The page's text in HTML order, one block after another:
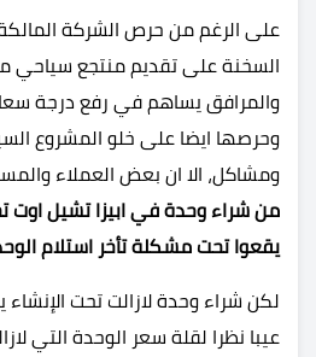
على الرغم من حرص الشركة المالكة
السخنة على تقديم منتجع سياحي
والمرافق يساهم في رفع درجة
وحرصها ايضا على خلو المشروع
ومشاكل، الا ان بعض العملاء
من شراء وحدة في ابيزا تشيل اوت
يقعوا تحت مشكلة تأخر استلام
لكن شراء وحدة لازالت تحت
عيبا نظرا لقلة سعر الوحدة التي